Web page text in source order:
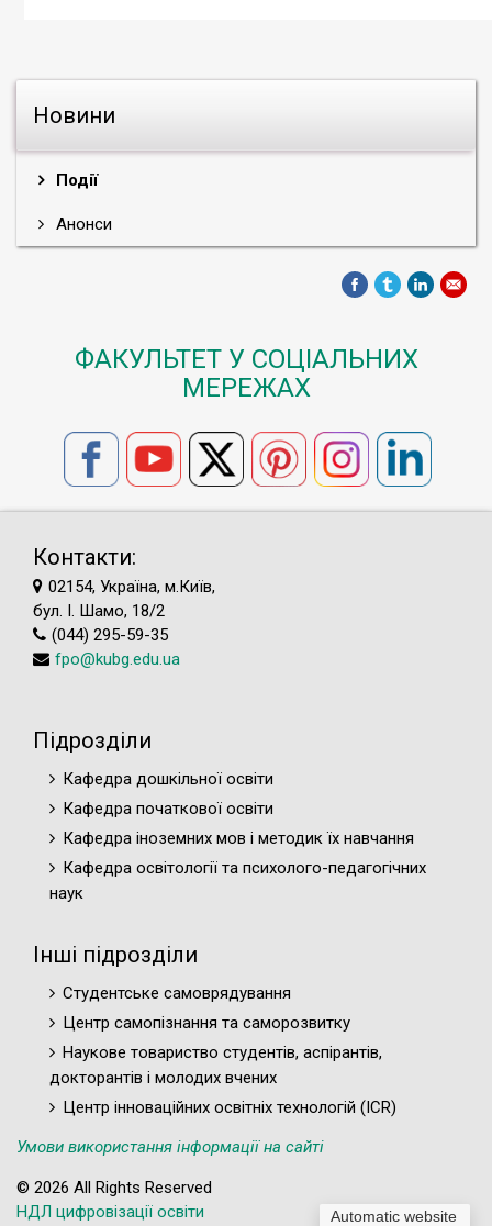
Новини
Події
Анонси
Automatic website
ФАКУЛЬТЕТ У СОЦІАЛЬНИХ
МЕРЕЖАХ
Контакти:
02154, Україна, м.Київ,
бул. І. Шамо, 18/2
(044) 295-59-35
fpo@kubg.edu.ua
Підрозділи
Кафедра дошкільної освіти
Кафедра початкової освіти
Кафедра іноземних мов і методик їх навчання
Кафедра освітології та психолого-педагогічних
наук
Інші підрозділи
Студентське самоврядування
Центр самопізнання та саморозвитку
Наукове товариство студентів, аспірантів,
докторантів і молодих вчених
Центр інноваційних освітніх технологій (ICR)
Умови використання інформації на сайті
© 2026 All Rights Reserved
НДЛ цифровізації освіти